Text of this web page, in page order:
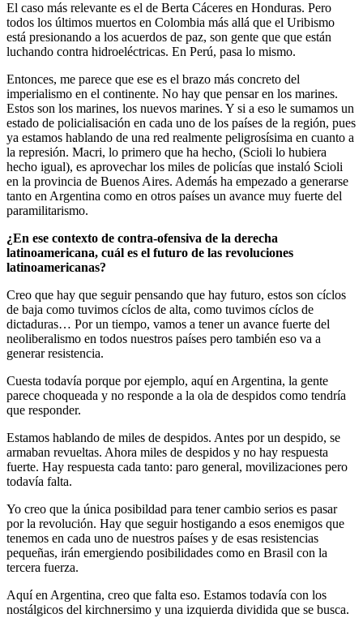
El caso más relevante es el de Berta Cáceres en Honduras. Pero
todos los últimos muertos en Colombia más allá que el Uribismo
está presionando a los acuerdos de paz, son gente que que están
luchando contra hidroeléctricas. En Perú, pasa lo mismo.
Entonces, me parece que ese es el brazo más concreto del
imperialismo en el continente. No hay que pensar en los marines.
Estos son los marines, los nuevos marines. Y si a eso le sumamos un
estado de policialisación en cada uno de los países de la región, pues
ya estamos hablando de una red realmente peligrosísima en cuanto a
la represión. Macri, lo primero que ha hecho, (Scioli lo hubiera
hecho igual), es aprovechar los miles de policías que instaló Scioli
en la provincia de Buenos Aires. Además ha empezado a generarse
tanto en Argentina como en otros países un avance muy fuerte del
paramilitarismo.
¿En ese contexto de contra-ofensiva de la derecha
latinoamericana, cuál es el futuro de las revoluciones
latinoamericanas?
Creo que hay que seguir pensando que hay futuro, estos son cíclos
de baja como tuvimos cíclos de alta, como tuvimos cíclos de
dictaduras… Por un tiempo, vamos a tener un avance fuerte del
neoliberalismo en todos nuestros países pero también eso va a
generar resistencia.
Cuesta todavía porque por ejemplo, aquí en Argentina, la gente
parece choqueada y no responde a la ola de despidos como tendría
que responder.
Estamos hablando de miles de despidos. Antes por un despido, se
armaban revueltas. Ahora miles de despidos y no hay respuesta
fuerte. Hay respuesta cada tanto: paro general, movilizaciones pero
todavía falta.
Yo creo que la única posibildad para tener cambio serios es pasar
por la revolución. Hay que seguir hostigando a esos enemigos que
tenemos en cada uno de nuestros países y de esas resistencias
pequeñas, irán emergiendo posibilidades como en Brasil con la
tercera fuerza.
Aquí en Argentina, creo que falta eso. Estamos todavía con los
nostálgicos del kirchnersimo y una izquierda dividida que se busca.